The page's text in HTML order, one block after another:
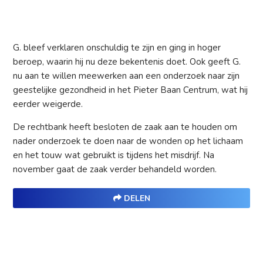
G. bleef verklaren onschuldig te zijn en ging in hoger
beroep, waarin hij nu deze bekentenis doet. Ook geeft G.
nu aan te willen meewerken aan een onderzoek naar zijn
geestelijke gezondheid in het Pieter Baan Centrum, wat hij
eerder weigerde.
De rechtbank heeft besloten de zaak aan te houden om
nader onderzoek te doen naar de wonden op het lichaam
en het touw wat gebruikt is tijdens het misdrijf. Na
november gaat de zaak verder behandeld worden.
DELEN